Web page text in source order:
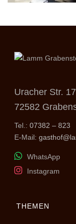
Uracher Str. 17
72582
Tel.:07382 – 823
E-Mail:
WhatsApp
Instagram
THEMEN